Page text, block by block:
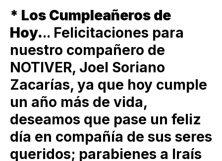
* Los Cumpleañeros de
Hoy... Felicitaciones para
nuestro compañero de
NOTIVER, Joel Soriano
Zacarías, ya que hoy cumple
un año más de vida,
deseamos que pase un feliz
día en compañía de sus seres
queridos; parabienes a Iraís